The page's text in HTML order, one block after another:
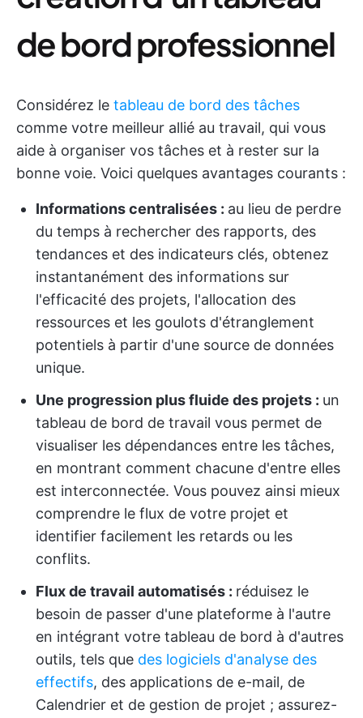
de bord professionnel
Considérez le tableau de bord des tâches
comme votre meilleur allié au travail, qui vous
aide à organiser vos tâches et à rester sur la
bonne voie. Voici quelques avantages courants :
Informations centralisées : au lieu de perdre
du temps à rechercher des rapports, des
tendances et des indicateurs clés, obtenez
instantanément des informations sur
l'efficacité des projets, l'allocation des
ressources et les goulots d'étranglement
potentiels à partir d'une source de données
unique.
Une progression plus fluide des projets : un
tableau de bord de travail vous permet de
visualiser les dépendances entre les tâches,
en montrant comment chacune d'entre elles
est interconnectée. Vous pouvez ainsi mieux
comprendre le flux de votre projet et
identifier facilement les retards ou les
conflits.
Flux de travail automatisés : réduisez le
besoin de passer d'une plateforme à l'autre
en intégrant votre tableau de bord à d'autres
outils, tels que des logiciels d'analyse des
effectifs, des applications de e-mail, de
Calendrier et de gestion de projet ; assurez-